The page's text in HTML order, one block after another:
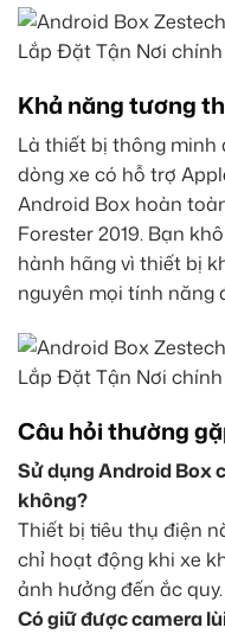
Khả năng tương
Là thiết bị thông minh
dòng xe có hỗ trợ
Android Box hoàn
Forester 2019. Bạn
hành hãng vì thiết bị
nguyên mọi tính năng
Câu hỏi thường
Sử dụng Android Box
không?
Thiết bị tiêu thụ điện
chỉ hoạt động khi xe
ảnh hưởng đến ắc quy.
Có giữ được camera